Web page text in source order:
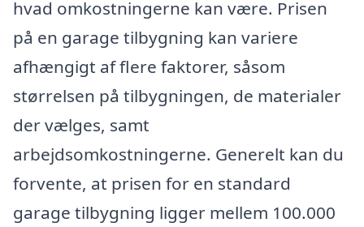
hvad omkostningerne kan være. Prisen
på en garage tilbygning kan variere
afhængigt af flere faktorer, såsom
størrelsen på tilbygningen, de materialer
der vælges, samt
arbejdsomkostningerne. Generelt kan du
forvente, at prisen for en standard
garage tilbygning ligger mellem 100.000